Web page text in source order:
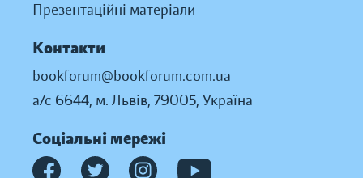
Презентаційні матеріали
Контакти
bookforum@bookforum.com.ua
а/с 6644, м. Львів, 79005, Україна
Соціальні мережі